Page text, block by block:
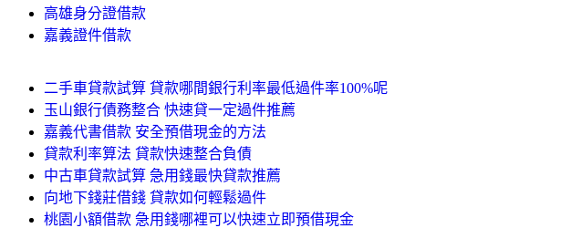
高雄身分證借款
嘉義證件借款
二手車貸款試算 貸款哪間銀行利率最低過件率100%呢
玉山銀行債務整合 快速貸一定過件推薦
嘉義代書借款 安全預借現金的方法
貸款利率算法 貸款快速整合負債
中古車貸款試算 急用錢最快貸款推薦
向地下錢莊借錢 貸款如何輕鬆過件
桃園小額借款 急用錢哪裡可以快速立即預借現金